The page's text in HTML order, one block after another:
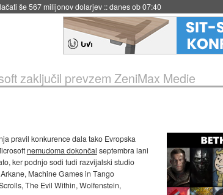
še 567 milijonov dolarjev ::danes ob 07:40
zaključil prevzem ZeniMax Medie
pravil konkurence dala tako Evropska
nemudoma dokončal septembra lani
ker podnjo sodi tudi razvijalski studio
Machine Games in Tango
The Evil Within, Wolfenstein,